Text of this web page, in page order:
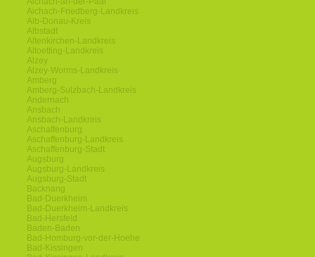
Aichach-Friedberg-Landkreis
Alb-Donau-Kreis
Albstadt
Altenkirchen-Landkreis
Altoetting-Landkreis
Alzey
Alzey-Worms-Landkreis
Amberg
Amberg-Sulzbach-Landkreis
Andernach
Ansbach
Ansbach-Landkreis
Aschaffenburg
Aschaffenburg-Landkreis
Aschaffenburg-Stadt
Augsburg
Augsburg-Landkreis
Augsburg-Stadt
Backnang
Bad-Duerkheim
Bad-Duerkheim-Landkreis
Bad-Hersfeld
Baden-Baden
Bad-Homburg-vor-der-Hoehe
Bad-Kissingen